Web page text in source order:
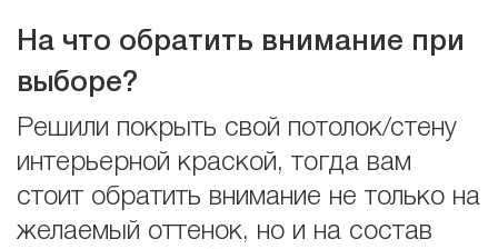
На что обратить внимание при
выборе?
Решили покрыть свой потолок/стену
интерьерной краской, тогда вам
стоит обратить внимание не только на
желаемый оттенок, но и на состав